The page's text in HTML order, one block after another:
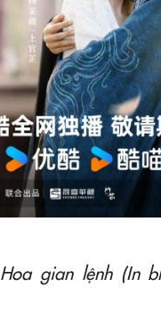
Hoa gian lệnh (In